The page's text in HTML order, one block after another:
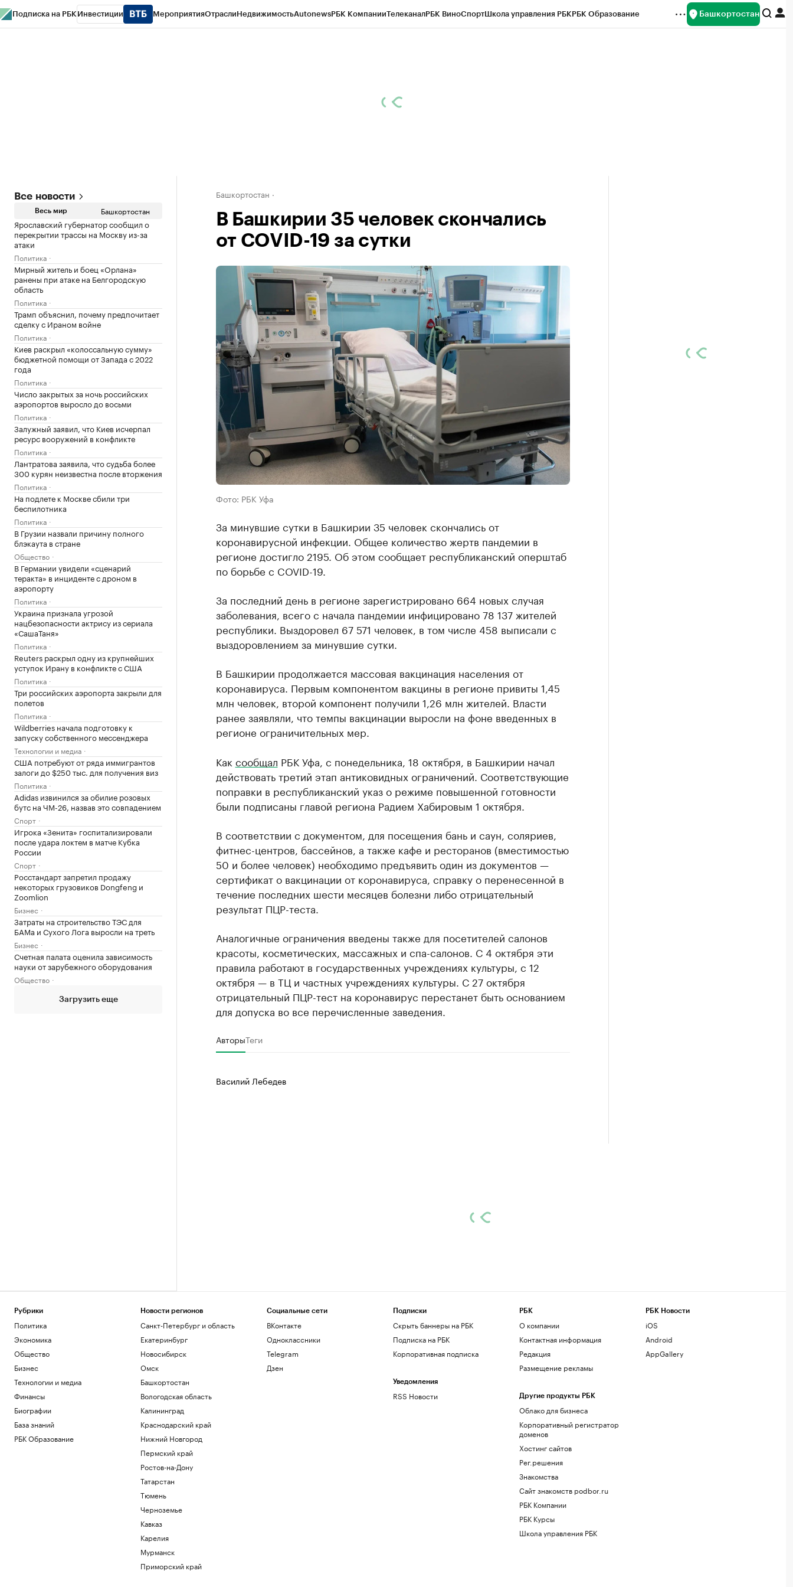
Подписка на РБК Инвестиции МероприятияОтраслиНедвижимостьAutonewsРБК КомпанииТелеканалРБК ВиноСпортШкола управления РБКРБК Образование Башкортостан
Все новости
Весь мир Башкортостан
Ярославский губернатор сообщил о
перекрытии трассы на Москву из-за
атаки
Политика
Мирный житель и боец «Орлана»
ранены при атаке на Белгородскую
область
Политика
Трамп объяснил, почему предпочитает
сделку с Ираном войне
Политика
Киев раскрыл «колоссальную сумму»
бюджетной помощи от Запада с 2022
года
Политика
Число закрытых за ночь российских
аэропортов выросло до восьми
Политика
Залужный заявил, что Киев исчерпал
ресурс вооружений в конфликте
Политика
Лантратова заявила, что судьба более
300 курян неизвестна после вторжения
Политика
На подлете к Москве сбили три
беспилотника
Политика
В Грузии назвали причину полного
блэкаута в стране
Общество
В Германии увидели «сценарий
теракта» в инциденте с дроном в
аэропорту
Политика
Украина признала угрозой
нацбезопасности актрису из сериала
«СашаТаня»
Политика
Reuters раскрыл одну из крупнейших
уступок Ирану в конфликте с США
Политика
Три российских аэропорта закрыли для
полетов
Политика
Wildberries начала подготовку к
запуску собственного мессенджера
Технологии и медиа
США потребуют от ряда иммигрантов
залоги до $250 тыс. для получения виз
Политика
Adidas извинился за обилие розовых
бутс на ЧМ-26, назвав это совпадением
Спорт
Игрока «Зенита» госпитализировали
после удара локтем в матче Кубка
России
Спорт
Росстандарт запретил продажу
некоторых грузовиков Dongfeng и
Zoomlion
Бизнес
Затраты на строительство ТЭС для
БАМа и Сухого Лога выросли на треть
Бизнес
Счетная палата оценила зависимость
науки от зарубежного оборудования
Общество
Загрузить еще
Башкортостан
В Башкирии 35 человек скончались
от COVID-19 за сутки
Фото: РБК Уфа
За минувшие сутки в Башкирии 35 человек скончались от
коронавирусной инфекции. Общее количество жертв пандемии в
регионе достигло 2195. Об этом сообщает республиканский оперштаб
по борьбе с COVID-19.
За последний день в регионе зарегистрировано 664 новых случая
заболевания, всего с начала пандемии инфицировано 78 137 жителей
республики. Выздоровел 67 571 человек, в том числе 458 выписали с
выздоровлением за минувшие сутки.
В Башкирии продолжается массовая вакцинация населения от
коронавируса. Первым компонентом вакцины в регионе привиты 1,45
млн человек, второй компонент получили 1,26 млн жителей. Власти
ранее заявляли, что темпы вакцинации выросли на фоне введенных в
регионе ограничительных мер.
Как сообщал РБК Уфа, с понедельника, 18 октября, в Башкирии начал
действовать третий этап антиковидных ограничений. Соответствующие
поправки в республиканский указ о режиме повышенной готовности
были подписаны главой региона Радием Хабировым 1 октября.
В соответствии с документом, для посещения бань и саун, соляриев,
фитнес-центров, бассейнов, а также кафе и ресторанов (вместимостью
50 и более человек) необходимо предъявить один из документов —
сертификат о вакцинации от коронавируса, справку о перенесенной в
течение последних шести месяцев болезни либо отрицательный
результат ПЦР-теста.
Аналогичные ограничения введены также для посетителей салонов
красоты, косметических, массажных и спа-салонов. С 4 октября эти
правила работают в государственных учреждениях культуры, с 12
октября — в ТЦ и частных учреждениях культуры. С 27 октября
отрицательный ПЦР-тест на коронавирус перестанет быть основанием
для допуска во все перечисленные заведения.
АвторыТеги
Василий Лебедев
Рубрики
Политика
Экономика
Общество
Бизнес
Технологии и медиа
Финансы
Биографии
База знаний
РБК Образование
Новости регионов
Санкт-Петербург и область
Екатеринбург
Новосибирск
Омск
Башкортостан
Вологодская область
Калининград
Краснодарский край
Нижний Новгород
Пермский край
Ростов-на-Дону
Татарстан
Тюмень
Черноземье
Кавказ
Карелия
Мурманск
Приморский край
Социальные сети
ВКонтакте
Одноклассники
Telegram
Дзен
Подписки
Скрыть баннеры на РБК
Подписка на РБК
Корпоративная подписка
Уведомления
RSS Новости
РБК
О компании
Контактная информация
Редакция
Размещение рекламы
Другие продукты РБК
Облако для бизнеса
Корпоративный регистратор
доменов
Хостинг сайтов
Рег.решения
Знакомства
Сайт знакомств podbor.ru
РБК Компании
РБК Курсы
Школа управления РБК
РБК Новости
iOS
Android
AppGallery